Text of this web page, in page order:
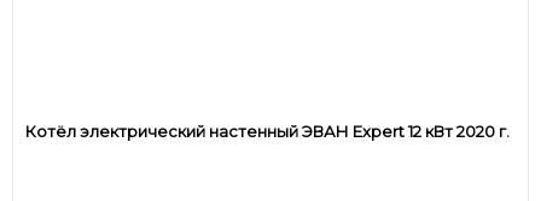
Котёл электрический настенный ЭВАН Expert 12 кВт 2020 г.